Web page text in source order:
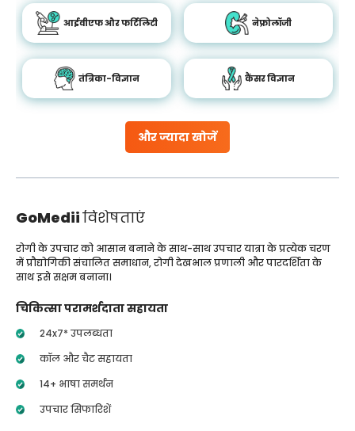
और ज्यादा खोजें
आईवीएफ और फर्टिलिटी नेफ्रोलॉजी
तंत्रिका-विज्ञान कैंसर विज्ञान
GoMediiविशेषताएं
रोगी के उपचार को आसान बनाने के साथ-साथ उपचार यात्रा के प्रत्येक चरण
में प्रौद्योगिकी संचालित समाधान, रोगी देखभाल प्रणाली और पारदर्शिता के
साथ इसे सक्षम बनाना।
चिकित्सा परामर्शदाता सहायता
24x7* उपलब्धता
कॉल और चैट सहायता
14+ भाषा समर्थन
उपचार सिफारिशें